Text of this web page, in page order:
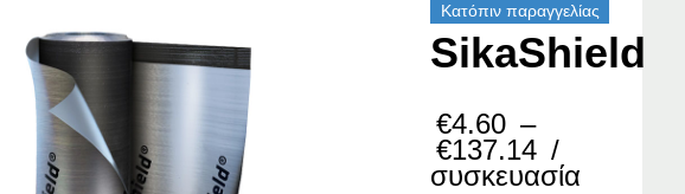
Κατόπιν παραγγελίας
SikaShield
€4.60 –
€137.14 Price
range:
/
συσκευασία